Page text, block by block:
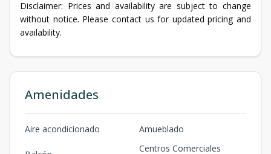
Disclaimer: Prices and availability are subject to change
without notice. Please contact us for updated pricing and
availability.
Amenidades
Aire acondicionado Amueblado
Centros Comerciales